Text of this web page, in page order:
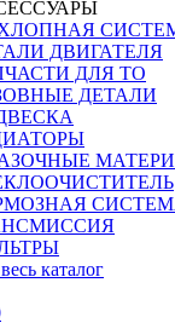
ДВИГАТЕЛЯ
ДЛЯ ТО
ДЕТАЛИ
каталог